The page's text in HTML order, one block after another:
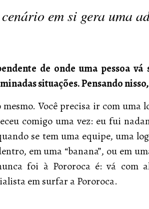
em si gera uma
de onde uma pessoa
situações. Pensando
mesmo. Você precisa ir com uma
comigo uma vez: eu fui
se tem uma equipe, uma
em uma “banana”, ou em
foi à Pororoca é: vá com
em surfar a Pororoca.